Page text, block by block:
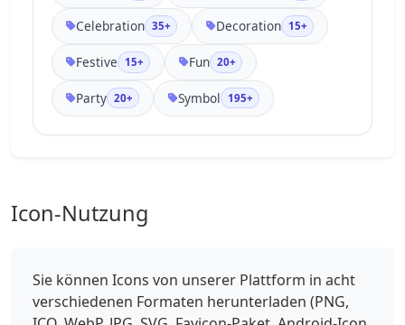
Celebration 35+ Decoration 15+
Festive 15+ Fun 20+
Party 20+ Symbol 195+
Icon-Nutzung
Sie können Icons von unserer Plattform in acht
verschiedenen Formaten herunterladen (PNG,